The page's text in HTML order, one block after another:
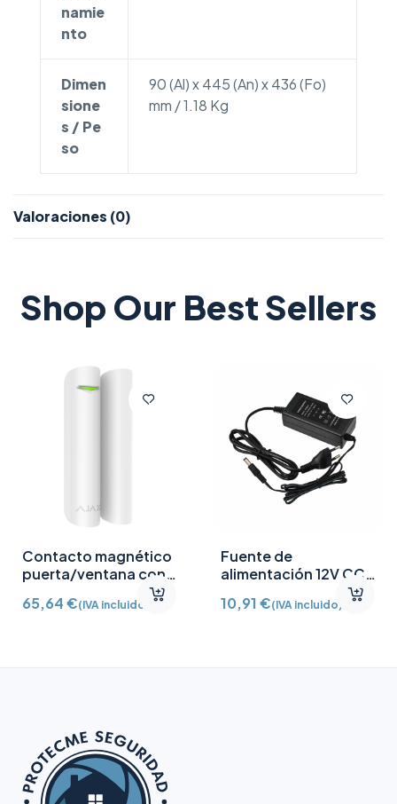
namie
nto
Dimen
sione
s / Pe
so
90 (Al) x 445 (An) x 436 (Fo)
mm / 1.18 Kg
Valoraciones (0)
Shop Our Best Sellers
Contacto magnético
puerta/ventana con
Detector vibración e
inclinación AJ-
65,64€(IVA incluido)
Fuente de
alimentación 12V CC
10,91€(IVA incluido)